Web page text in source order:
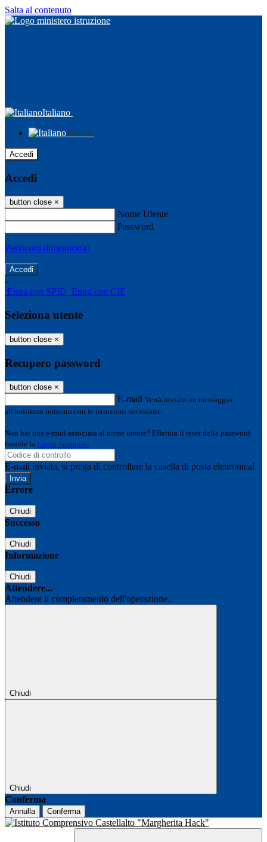
Salta al contenuto
Italiano
Italiano
Accedi
Accedi
button close ×
Nome Utente
Password
Password dimenticata?
-
Entra con SPID Entra con CIE
Seleziona utente
button close ×
Recupero password
button close ×
E-mail Verrà inviato un messaggio
all'indirizzo indicato con le istruzioni necessarie.
Non hai una e-mail associata al nome utente? Effettua il reset della password
tramite la Login Spaggiari
E-mail inviata, si prega di controllare la casella di posta elettronica!
Errore
Chiudi
Successo
Chiudi
Informazione
Chiudi
Attendere...
Attendere il completamento dell'operazione...
Chiudi
Chiudi
Conferma
Annulla Conferma